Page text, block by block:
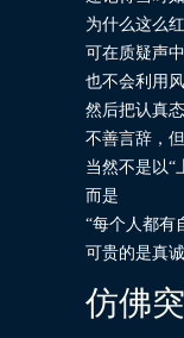
为什么这么
可在质疑声
也不会利用
然后把认真
不善言辞，
当然不是以“
而是
“每个人都有
可贵的是真诚
仿佛